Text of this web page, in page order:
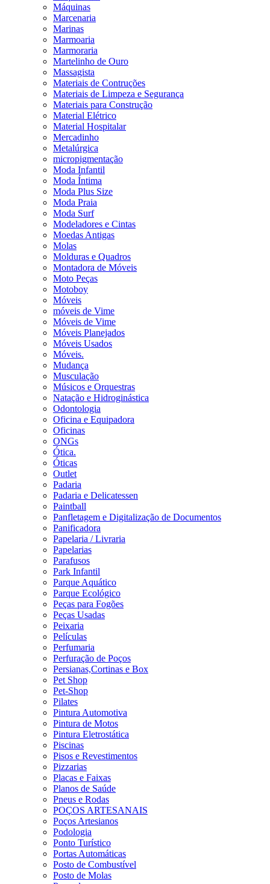
Máquinas
Marcenaria
Marinas
Marmoaria
Marmoraria
Martelinho de Ouro
Massagista
Materiais de Contruções
Materiais de Limpeza e Segurança
Materiais para Construção
Material Elétrico
Material Hospitalar
Mercadinho
Metalúrgica
micropigmentação
Moda Infantil
Moda Íntima
Moda Plus Size
Moda Praia
Moda Surf
Modeladores e Cintas
Moedas Antigas
Molas
Molduras e Quadros
Montadora de Móveis
Moto Peças
Motoboy
Móveis
móveis de Vime
Móveis de Vime
Móveis Planejados
Móveis Usados
Móveis.
Mudança
Musculação
Músicos e Orquestras
Natação e Hidroginástica
Odontologia
Oficina e Equipadora
Oficinas
ONGs
Ótica.
Óticas
Outlet
Padaria
Padaria e Delicatessen
Paintball
Panfletagem e Digitalização de Documentos
Panificadora
Papelaria / Livraria
Papelarias
Parafusos
Park Infantil
Parque Aquático
Parque Ecológico
Peças para Fogões
Peças Usadas
Peixaria
Películas
Perfumaria
Perfuração de Poços
Persianas,Cortinas e Box
Pet Shop
Pet-Shop
Pilates
Pintura Automotiva
Pintura de Motos
Pintura Eletrostática
Piscinas
Pisos e Revestimentos
Pizzarias
Placas e Faixas
Planos de Saúde
Pneus e Rodas
POÇOS ARTESANAIS
Poços Artesianos
Podologia
Ponto Turístico
Portas Automáticas
Posto de Combustível
Posto de Molas